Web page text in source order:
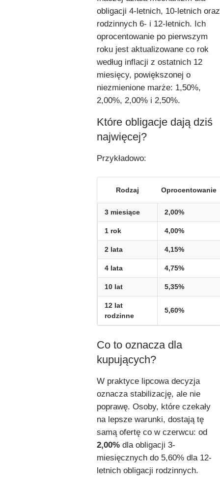
obligacji 4-letnich, 10-letnich oraz
rodzinnych 6- i 12-letnich. Ich
oprocentowanie po pierwszym
roku jest aktualizowane co rok
według inflacji z ostatnich 12
miesięcy, powiększonej o
niezmienione marże: 1,50%,
2,00%, 2,00% i 2,50%.
Które obligacje dają dziś
najwięcej?
Przykładowo:
Rodzaj Oprocentowanie
3 miesiące 2,00%
1 rok 4,00%
2 lata 4,15%
4 lata 4,75%
10 lat 5,35%
12 lat
rodzinne
5,60%
Co to oznacza dla
kupujących?
W praktyce lipcowa decyzja
oznacza stabilizację, ale nie
poprawę. Osoby, które czekały
na lepsze warunki, dostają tę
samą ofertę co w czerwcu: od
2,00% dla obligacji 3-
miesięcznych do 5,60% dla 12-
letnich obligacji rodzinnych.